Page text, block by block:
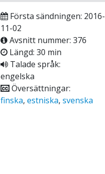
Första sändningen: 2016-
11-02
Avsnitt nummer: 376
Längd: 30 min
Talade språk:
engelska
Översättningar:
finska, estniska, svenska